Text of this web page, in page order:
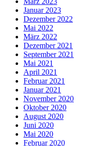
Januar 2023
Dezember 2022
Mai 2022
März 2022
Dezember 2021
September 2021
Mai 2021
April 2021
Februar 2021
Januar 2021
November 2020
Oktober 2020
August 2020
Juni 2020
Mai 2020
Februar 2020